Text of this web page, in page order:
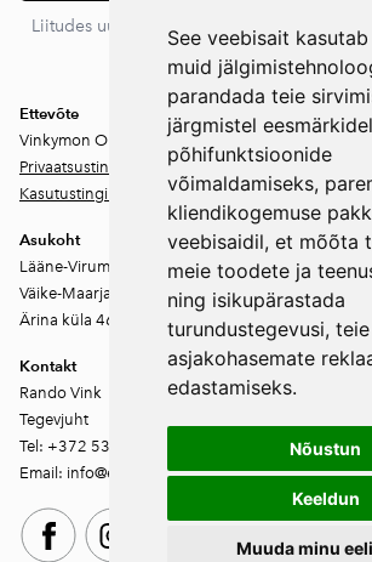
See veebisait
muid
parandada teie
järgmistel
põhifunktsioonide
võimaldamiseks,
kliendikogemuse
veebisaidil, et mõõta
meie toodete ja
ning isikupärastada
turundustegevusi,
asjakohasemate
edastamiseks.
Nõustun
Keeldun
Muuda minu
Liitudes uudiskirjaga nõustud meie
võid igal ajal tellimuse
Ettevõte
Vinkymon OÜ
Privaatsustingimused
Kasutustingimused
Asukoht
Lääne-Virumaa
Väike-Maarja vald
Ärina küla 46202
Kontakt
Rando Vink
Tegevjuht
Tel: +372 53444844
Email: info@ebakudoonia.ee